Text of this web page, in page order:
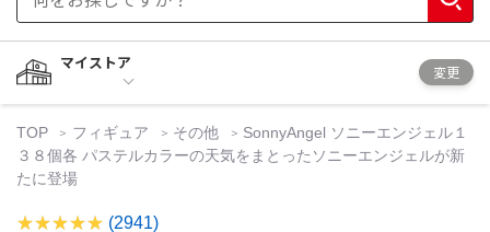
マイストア
変更
TOP フィギュア その他
SonnyAngel ソニーエンジェル１
３８個各 パステルカラーの天気をまとったソニーエンジェルが新
たに登場
(2941)